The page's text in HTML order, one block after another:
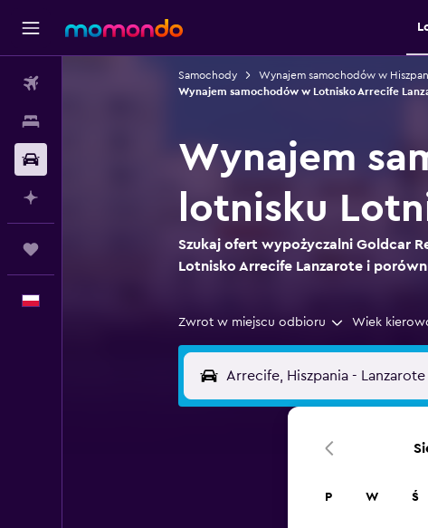
Samochody Wynajem samochodów w
Wynajem samochodów w Lotnisko Arrecife
Wynajem
lotnisku
Szukaj ofert wypożyczalni Goldcar
Lotnisko Arrecife Lanzarote i
Zwrot w miejscu odbioru Wiek
P W Ś